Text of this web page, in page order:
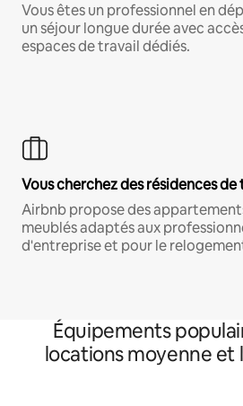
Vous êtes un professionnel en
un séjour longue durée avec
espaces de travail dédiés.
Vous cherchez des résidences de
Airbnb propose des
meublés adaptés aux
d'entreprise et pour le
Équipements
locations moyenne et